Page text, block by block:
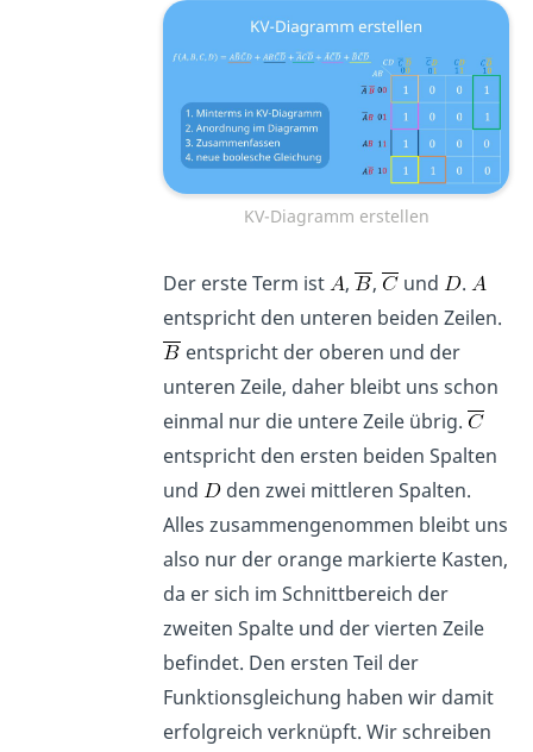
KV-Diagramm erstellen
Der erste Term ist , , und
.
entspricht den unteren beiden Zeilen.
entspricht der oberen und der
unteren Zeile, daher bleibt uns schon
einmal nur die untere Zeile übrig.
entspricht den ersten beiden Spalten
und
den zwei mittleren Spalten.
Alles zusammengenommen bleibt uns
also nur der orange markierte Kasten,
da er sich im Schnittbereich der
zweiten Spalte und der vierten Zeile
befindet. Den ersten Teil der
Funktionsgleichung haben wir damit
erfolgreich verknüpft. Wir schreiben